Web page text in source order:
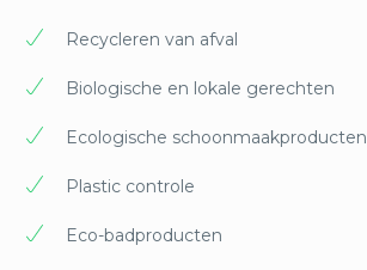
Recycleren van afval
Biologische en lokale gerechten
Ecologische schoonmaakproducten
Plastic controle
Eco-badproducten